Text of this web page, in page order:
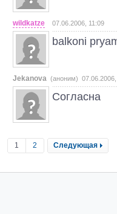
wildkatze 07.06.2006, 11:09
balkoni
Jekanova (аноним) 07.06.2006,
Согласна
1 2 Следующая